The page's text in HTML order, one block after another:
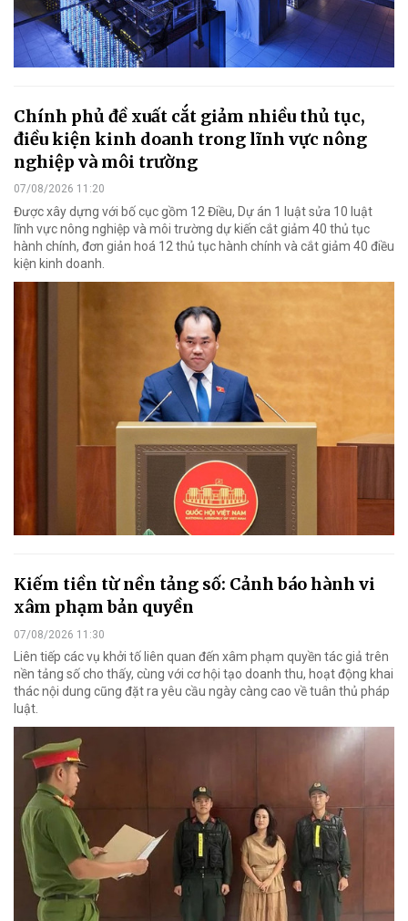
Chính phủ đề xuất cắt giảm nhiều thủ tục,
điều kiện kinh doanh trong lĩnh vực nông
nghiệp và môi trường
07/08/2026 11:20
Được xây dựng với bố cục gồm 12 Điều, Dự án 1 luật sửa 10 luật
lĩnh vực nông nghiệp và môi trường dự kiến cắt giảm 40 thủ tục
hành chính, đơn giản hoá 12 thủ tục hành chính và cắt giảm 40 điều
kiện kinh doanh.
Kiếm tiền từ nền tảng số: Cảnh báo hành vi
xâm phạm bản quyền
07/08/2026 11:30
Liên tiếp các vụ khởi tố liên quan đến xâm phạm quyền tác giả trên
nền tảng số cho thấy, cùng với cơ hội tạo doanh thu, hoạt động khai
thác nội dung cũng đặt ra yêu cầu ngày càng cao về tuân thủ pháp
luật.